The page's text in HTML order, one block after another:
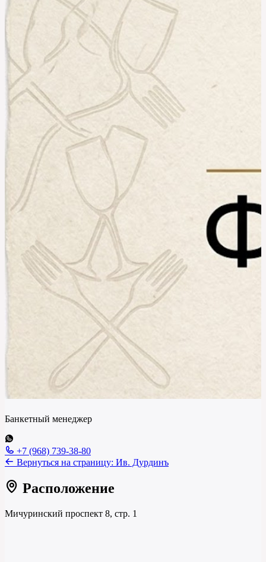
Банкетный менеджер
+7 (968) 739-38-80
Вернуться на страницу: Ив. Дурдинъ
Расположение
Мичуринский проспект 8, стр. 1